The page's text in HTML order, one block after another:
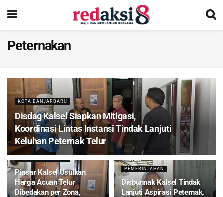
Peternakan
KOTA BANJARBARU
Disdag Kalsel Siapkan Mitigasi,
Koordinasi Lintas Instansi Tindak Lanjuti
Keluhan Peternak Telur
KOTA BANJARBARU
Pinsar Kalsel Usulkan
Harga Acuan Telur
Dibedakan per Zona,
PEMERINTAHAN
Disbunnak Kalsel Tindak
Lanjuti Aspirasi Peternak,